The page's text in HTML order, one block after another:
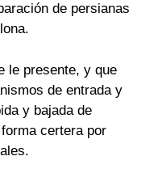
de persianas
le presente, y que
de entrada y
y bajada de
certera por